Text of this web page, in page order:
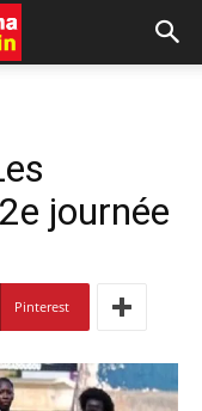
journée
Pinterest